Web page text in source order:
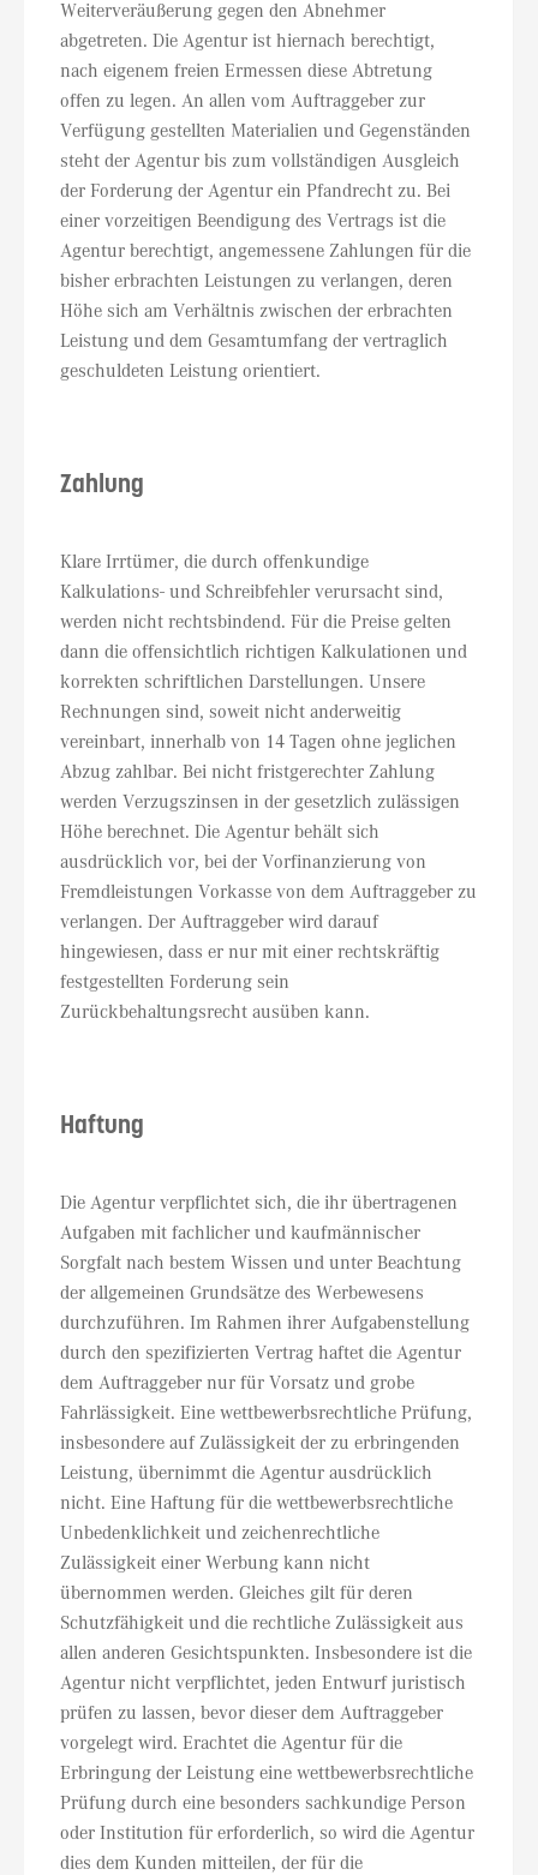
Weiterveräußerung gegen den Abnehmer
abgetreten. Die Agentur ist hiernach berechtigt,
nach eigenem freien Ermessen diese Abtretung
offen zu legen. An allen vom Auftraggeber zur
Verfügung gestellten Materialien und Gegenständen
steht der Agentur bis zum vollständigen Ausgleich
der Forderung der Agentur ein Pfandrecht zu. Bei
einer vorzeitigen Beendigung des Vertrags ist die
Agentur berechtigt, angemessene Zahlungen für die
bisher erbrachten Leistungen zu verlangen, deren
Höhe sich am Verhältnis zwischen der erbrachten
Leistung und dem Gesamtumfang der vertraglich
geschuldeten Leistung orientiert.
Zahlung
Klare Irrtümer, die durch offenkundige
Kalkulations- und Schreibfehler verursacht sind,
werden nicht rechtsbindend. Für die Preise gelten
dann die offensichtlich richtigen Kalkulationen und
korrekten schriftlichen Darstellungen. Unsere
Rechnungen sind, soweit nicht anderweitig
vereinbart, innerhalb von 14 Tagen ohne jeglichen
Abzug zahlbar. Bei nicht fristgerechter Zahlung
werden Verzugszinsen in der gesetzlich zulässigen
Höhe berechnet. Die Agentur behält sich
ausdrücklich vor, bei der Vorfinanzierung von
Fremdleistungen Vorkasse von dem Auftraggeber zu
verlangen. Der Auftraggeber wird darauf
hingewiesen, dass er nur mit einer rechtskräftig
festgestellten Forderung sein
Zurückbehaltungsrecht ausüben kann.
Haftung
Die Agentur verpflichtet sich, die ihr übertragenen
Aufgaben mit fachlicher und kaufmännischer
Sorgfalt nach bestem Wissen und unter Beachtung
der allgemeinen Grundsätze des Werbewesens
durchzuführen. Im Rahmen ihrer Aufgabenstellung
durch den spezifizierten Vertrag haftet die Agentur
dem Auftraggeber nur für Vorsatz und grobe
Fahrlässigkeit. Eine wettbewerbsrechtliche Prüfung,
insbesondere auf Zulässigkeit der zu erbringenden
Leistung, übernimmt die Agentur ausdrücklich
nicht. Eine Haftung für die wettbewerbsrechtliche
Unbedenklichkeit und zeichenrechtliche
Zulässigkeit einer Werbung kann nicht
übernommen werden. Gleiches gilt für deren
Schutzfähigkeit und die rechtliche Zulässigkeit aus
allen anderen Gesichtspunkten. Insbesondere ist die
Agentur nicht verpflichtet, jeden Entwurf juristisch
prüfen zu lassen, bevor dieser dem Auftraggeber
vorgelegt wird. Erachtet die Agentur für die
Erbringung der Leistung eine wettbewerbsrechtliche
Prüfung durch eine besonders sachkundige Person
oder Institution für erforderlich, so wird die Agentur
dies dem Kunden mitteilen, der für die